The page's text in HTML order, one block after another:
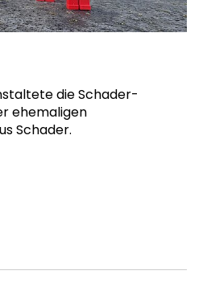
die Schader-
ehemaligen
Schader.